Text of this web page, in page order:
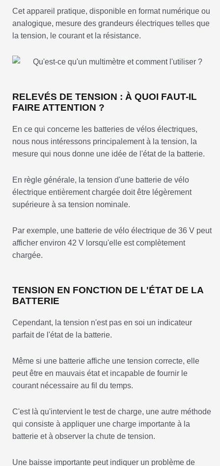
Cet appareil pratique, disponible en format numérique ou
analogique, mesure des grandeurs électriques telles que
la tension, le courant et la résistance.
RELEVÉS DE TENSION : À QUOI FAUT-IL
FAIRE ATTENTION ?
En ce qui concerne les batteries de vélos électriques,
nous nous intéressons principalement à la tension, la
mesure qui nous donne une idée de l'état de la batterie.
En règle générale, la tension d'une batterie de vélo
électrique entièrement chargée doit être légèrement
supérieure à sa tension nominale.
Par exemple, une batterie de vélo électrique de 36 V peut
afficher environ 42 V lorsqu'elle est complètement
chargée.
TENSION EN FONCTION DE L'ÉTAT DE LA
BATTERIE
Cependant, la tension n'est pas en soi un indicateur
parfait de l'état de la batterie.
Même si une batterie affiche une tension correcte, elle
peut être en mauvais état et incapable de fournir le
courant nécessaire au fil du temps.
C'est là qu'intervient le test de charge, une autre méthode
qui consiste à appliquer une charge importante à la
batterie et à observer la chute de tension.
Une baisse importante peut indiquer un problème de